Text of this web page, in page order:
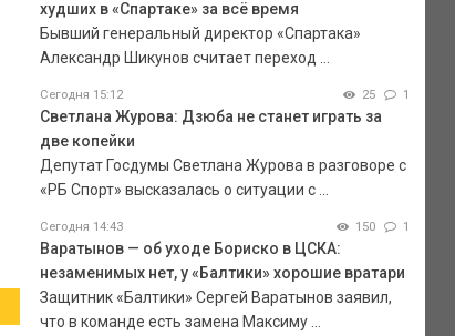
худших в «Спартаке» за всё время
Бывший генеральный директор «Спартака»
Александр Шикунов считает переход ...
Сегодня 15:12 25 1
Светлана Журова: Дзюба не станет играть за
две копейки
Депутат Госдумы Светлана Журова в разговоре с
«РБ Спорт» высказалась о ситуации с ...
Сегодня 14:43 150 1
Варатынов — об уходе Бориско в ЦСКА:
незаменимых нет, у «Балтики» хорошие вратари
Защитник «Балтики» Сергей Варатынов заявил,
что в команде есть замена Максиму ...